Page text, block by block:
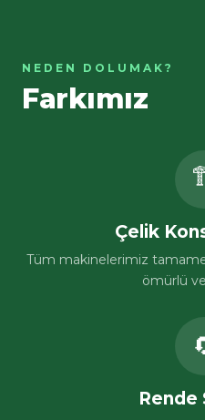
NEDEN DOLUMAK?
Farkımız
Çelik
Tüm makinelerimiz
ömürlü ve
Rende